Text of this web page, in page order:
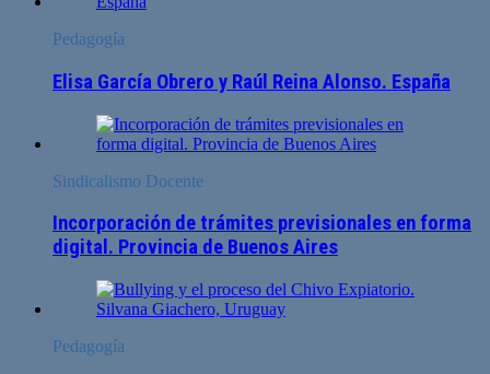
Pedagogía
Elisa García Obrero y Raúl Reina Alonso. España
Sindicalismo Docente
Incorporación de trámites previsionales en forma
digital. Provincia de Buenos Aires
Pedagogía